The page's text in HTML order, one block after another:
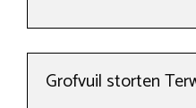
Grofvuil storten